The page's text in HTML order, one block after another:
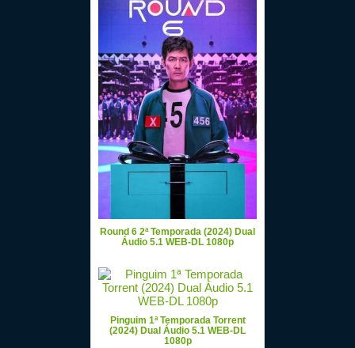
Round 6 2ª Temporada (2024) Dual
Áudio 5.1 WEB-DL 1080p
Pinguim 1ª Temporada Torrent
(2024) Dual Áudio 5.1 WEB-DL
1080p